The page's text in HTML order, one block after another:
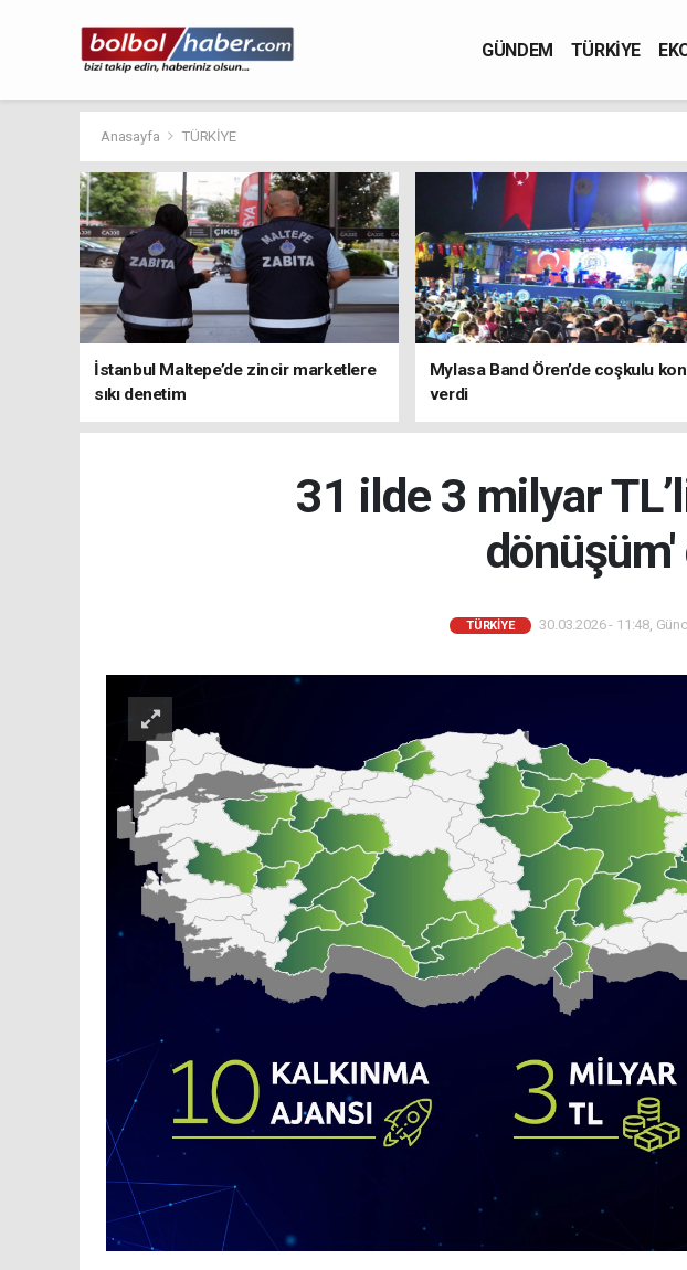
GÜNDEM TÜRKİYE
Anasayfa TÜRKİYE
İstanbul Maltepe’de zincir marketlere
sıkı denetim
Mylasa Band Ören’de coşkulu
verdi
31 ilde 3 milyar
TÜRKİYE 30.03.2026 - 11:48,